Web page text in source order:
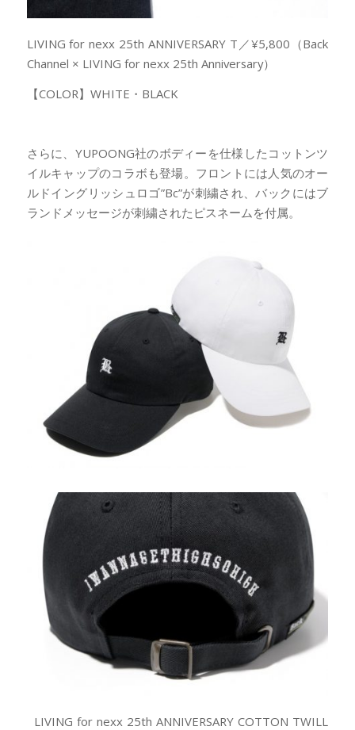
LIVING for nexx 25th ANNIVERSARY T／¥5,800（Back
Channel × LIVING for nexx 25th Anniversary）
【COLOR】WHITE・BLACK
さらに、YUPOONG社のボディーを仕様したコットンツ
イルキャップのコラボも登場。フロントには人気のオー
ルドイングリッシュロゴ”Bc”が刺繍され、バックにはブ
ランドメッセージが刺繍されたピスネームを付属。
LIVING for nexx 25th ANNIVERSARY COTTON TWILL